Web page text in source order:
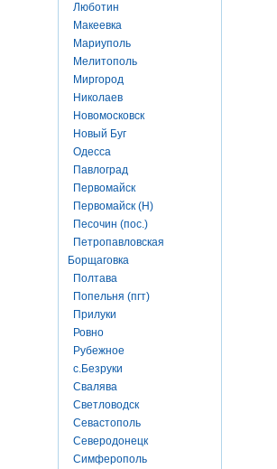
Люботин
Макеевка
Мариуполь
Мелитополь
Миргород
Николаев
Новомосковск
Новый Буг
Одесса
Павлоград
Первомайск
Первомайск (Н)
Песочин (пос.)
Петропавловская
Борщаговка
Полтава
Попельня (пгт)
Прилуки
Ровно
Рубежное
с.Безруки
Свалява
Светловодск
Севастополь
Северодонецк
Симферополь